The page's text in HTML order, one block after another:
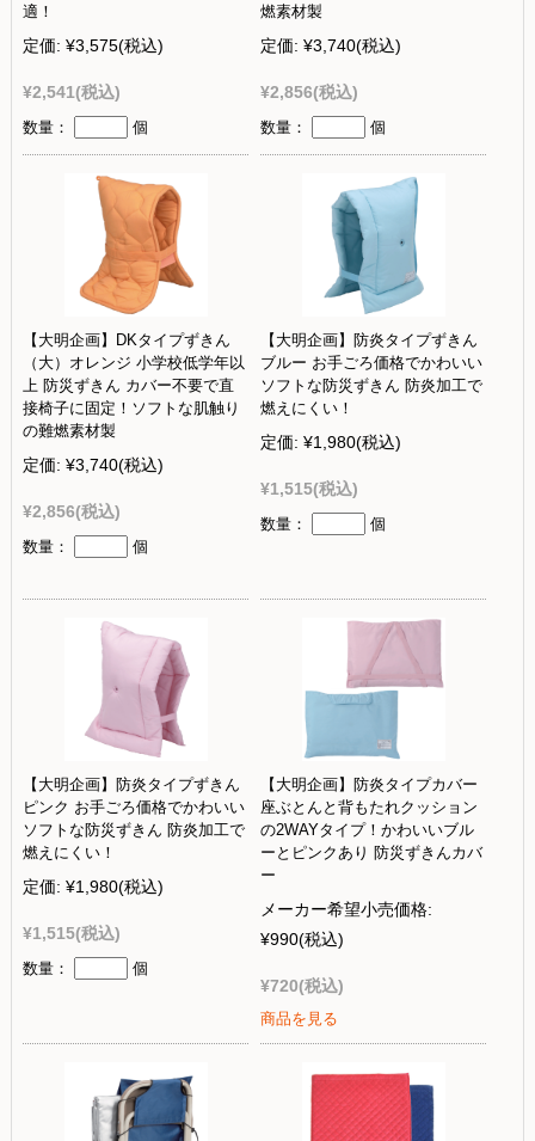
適！
定価: ¥3,575(税込)
¥2,541(税込)
数量： 個
燃素材製
定価: ¥3,740(税込)
¥2,856(税込)
数量： 個
【大明企画】DKタイプずきん
（大）オレンジ 小学校低学年以
上 防災ずきん カバー不要で直
接椅子に固定！ソフトな肌触り
の難燃素材製
定価: ¥3,740(税込)
¥2,856(税込)
数量： 個
【大明企画】防炎タイプずきん
ブルー お手ごろ価格でかわいい
ソフトな防災ずきん 防炎加工で
燃えにくい！
定価: ¥1,980(税込)
¥1,515(税込)
数量： 個
【大明企画】防炎タイプずきん
ピンク お手ごろ価格でかわいい
ソフトな防災ずきん 防炎加工で
燃えにくい！
定価: ¥1,980(税込)
¥1,515(税込)
数量： 個
【大明企画】防炎タイプカバー
座ぶとんと背もたれクッション
の2WAYタイプ！かわいいブル
ーとピンクあり 防災ずきんカバ
ー
メーカー希望小売価格:
¥990(税込)
¥720(税込)
商品を見る